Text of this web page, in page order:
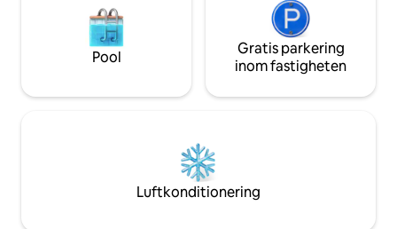
Pool
Gratis parkering
inom fastigheten
Luftkonditionering